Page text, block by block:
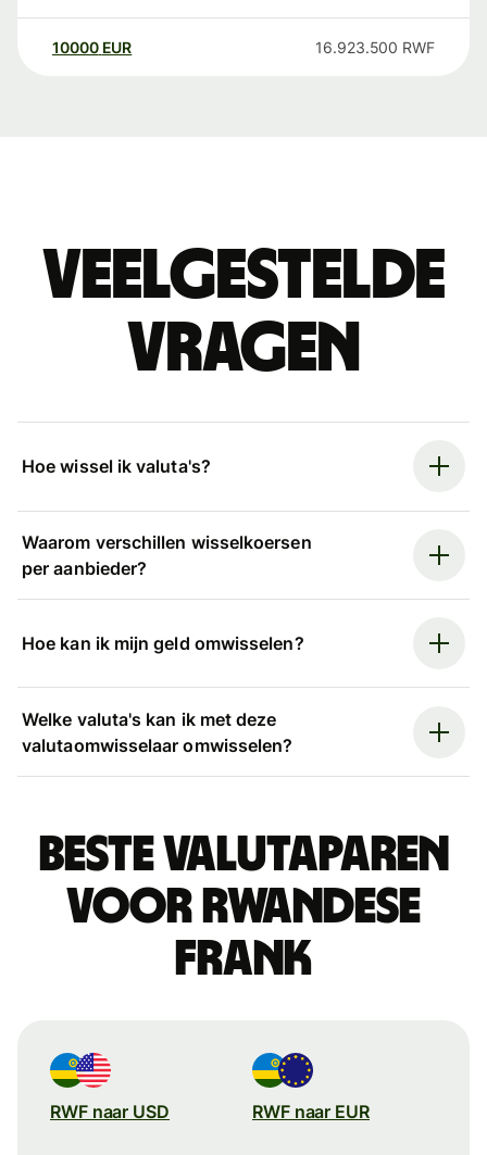
10000 EUR 16.923.500 RWF
Veelgestelde
vragen
Hoe wissel ik valuta's?
Waarom verschillen wisselkoersen
per aanbieder?
Hoe kan ik mijn geld omwisselen?
Welke valuta's kan ik met deze
valutaomwisselaar omwisselen?
Beste valutaparen
voor Rwandese
frank
RWF naar USD RWF naar EUR